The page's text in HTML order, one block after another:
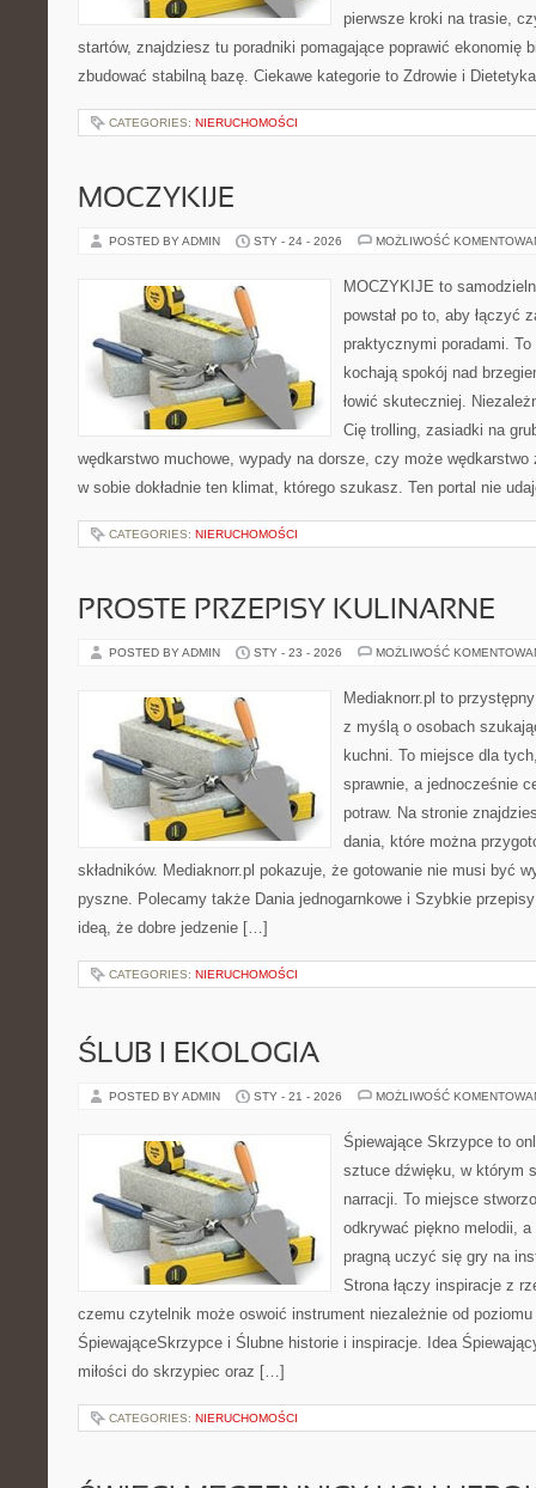
pierwsze kroki na trasie,
startów, znajdziesz tu poradniki pomagające poprawić ekonomię
zbudować stabilną bazę. Ciekawe kategorie to Zdrowie i
CATEGORIES: NIERUCHOMOŚCI
MOCZYKIJE
POSTED BY ADMIN STY - 24 - 2026 MOŻLIWOŚĆ
MOCZYKIJE to
powstał po to, aby łączyć
praktycznymi poradami.
kochają spokój nad
łowić skuteczniej.
Cię trolling, zasiadki na
wędkarstwo muchowe, wypady na dorsze, czy może
w sobie dokładnie ten klimat, którego szukasz. Ten portal nie
CATEGORIES: NIERUCHOMOŚCI
PROSTE PRZEPISY KULINARNE
POSTED BY ADMIN STY - 23 - 2026 MOŻLIWOŚĆ
Mediaknorr.pl to
z myślą o osobach
kuchni. To miejsce dla
sprawnie, a jednocześnie
potraw. Na stronie
dania, które można
składników. Mediaknorr.pl pokazuje, że gotowanie nie musi być
pyszne. Polecamy także Dania jednogarnkowe i Szybkie
ideą, że dobre jedzenie […]
CATEGORIES: NIERUCHOMOŚCI
ŚLUB I EKOLOGIA
POSTED BY ADMIN STY - 21 - 2026 MOŻLIWOŚĆ
Śpiewające Skrzypce to
sztuce dźwięku, w którym
narracji. To miejsce
odkrywać piękno melodii,
pragną uczyć się gry na
Strona łączy inspiracje z
czemu czytelnik może oswoić instrument niezależnie od
ŚpiewająceSkrzypce i Ślubne historie i inspiracje. Idea
miłości do skrzypiec oraz […]
CATEGORIES: NIERUCHOMOŚCI